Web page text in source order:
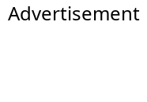
Advertisement